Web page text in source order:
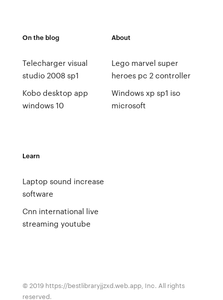
On the blog
Telecharger visual
studio 2008 sp1
Kobo desktop app
windows 10
About
Lego marvel super
heroes pc 2 controller
Windows xp sp1 iso
microsoft
Learn
Laptop sound increase
software
Cnn international live
streaming youtube
© 2019 https://bestlibraryjjzxd.web.app, Inc. All rights
reserved.